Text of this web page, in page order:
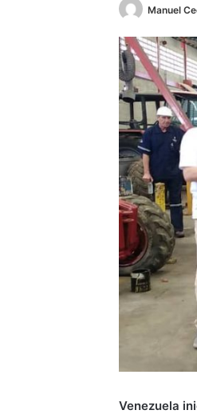
Manuel
Venezuela